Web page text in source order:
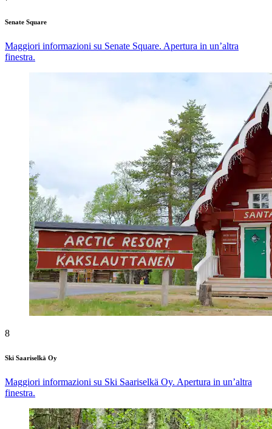
Senate Square
Maggiori informazioni su Senate Square. Apertura in un’altra
finestra.
8
Ski Saariselkä Oy
Maggiori informazioni su Ski Saariselkä Oy. Apertura in un’altra
finestra.